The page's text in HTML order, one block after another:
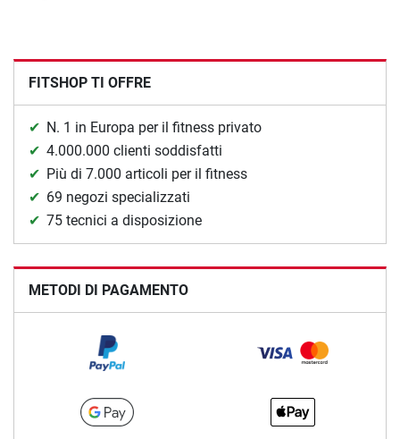
FITSHOP TI OFFRE
N. 1 in Europa per il fitness privato
4.000.000 clienti soddisfatti
Più di 7.000 articoli per il fitness
69 negozi specializzati
75 tecnici a disposizione
METODI DI PAGAMENTO